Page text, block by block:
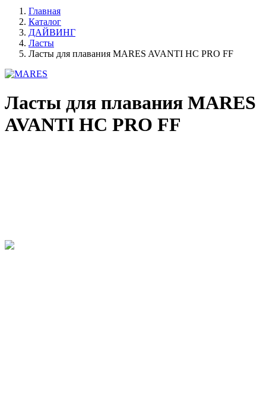
Главная
Каталог
ДАЙВИНГ
Ласты
Ласты для плавания MARES AVANTI HC PRO FF
Ласты для плавания MARES
AVANTI HC PRO FF